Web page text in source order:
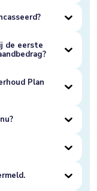
de eerste
Plan